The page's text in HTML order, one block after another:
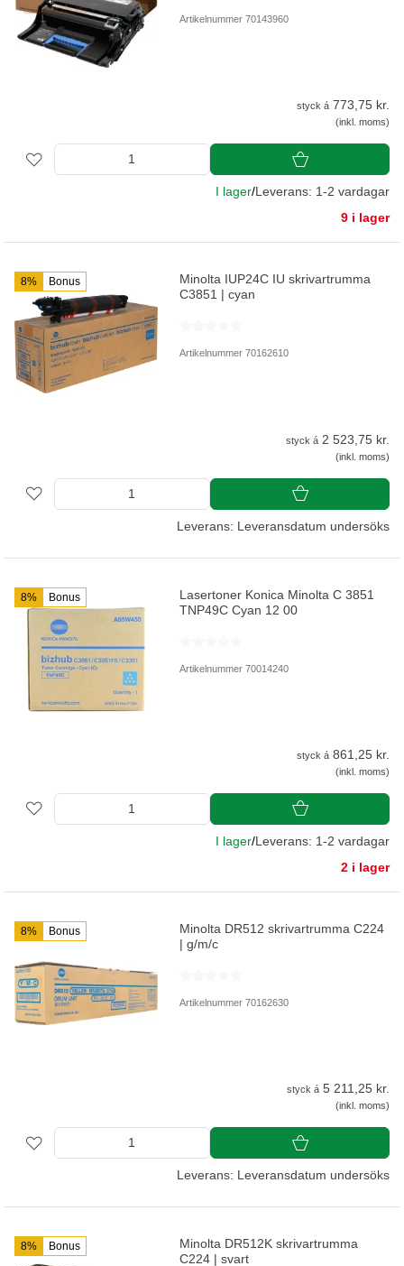
Artikelnummer 70143960
styck á 773,75 kr.
(inkl. moms)
I lager/Leverans: 1-2 vardagar
9 i lager
8% Bonus
Minolta IUP24C IU skrivartrumma
C3851 | cyan
Artikelnummer 70162610
styck á 2 523,75 kr.
(inkl. moms)
Leverans: Leveransdatum undersöks
8% Bonus
Lasertoner Konica Minolta C 3851
TNP49C Cyan 12 00
Artikelnummer 70014240
styck á 861,25 kr.
(inkl. moms)
I lager/Leverans: 1-2 vardagar
2 i lager
8% Bonus
Minolta DR512 skrivartrumma C224
| g/m/c
Artikelnummer 70162630
styck á 5 211,25 kr.
(inkl. moms)
Leverans: Leveransdatum undersöks
8% Bonus
Minolta DR512K skrivartrumma
C224 | svart